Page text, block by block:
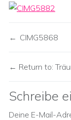
CIMG5868
Return to:
Schreibe
Deine E-Mail-